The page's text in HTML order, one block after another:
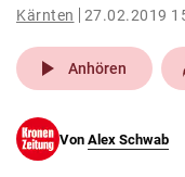
pin_drop
Wien
Kärnten 27.02.2019
play_arrow Anhören
Von Alex Schwab